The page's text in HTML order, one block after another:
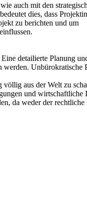
auch mit den
dies, dass
zu berichten und um
detailierte Planung
Unbürokratische
aus der Welt zu
und wirtschaftliche
da weder der